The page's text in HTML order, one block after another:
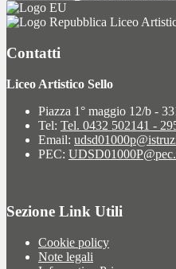
Liceo
Contatti
Liceo Artistico Sello
Piazza 1° maggio 12/b -
Tel: Tel. 0432 502141 -
Email:
PEC:
Sezione Link Utili
Cookie policy
Note legali